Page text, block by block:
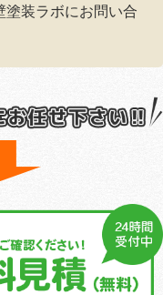
塗装ラボにお問い合